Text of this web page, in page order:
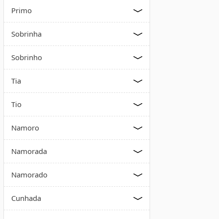
Primo
Sobrinha
Sobrinho
Tia
Tio
Namoro
Namorada
Namorado
Cunhada